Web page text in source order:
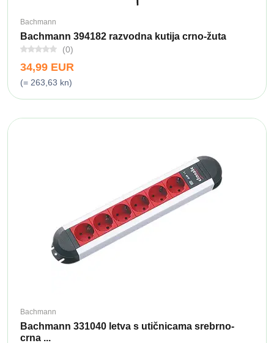
Bachmann
Bachmann 394182 razvodna kutija crno-žuta
(0)
34,99 EUR
(= 263,63 kn)
Bachmann
Bachmann 331040 letva s utičnicama srebrno-
crna ...